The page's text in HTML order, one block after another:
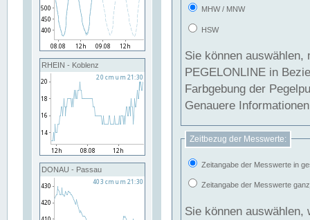
RHEIN - Koblenz
DONAU - Passau
MHW / MNW
HSW
Sie können
PEGELONLINE in Beziehung
Farbgebung der
Genauere
Zeitbezug der Messwerte:
Zeitangabe der Messwerte in
Zeitangabe der Messwerte
Sie können auswählen,